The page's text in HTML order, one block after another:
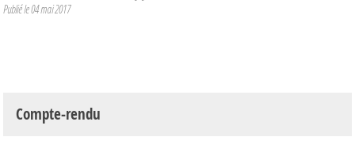
Publié le04 mai 2017
Compte-rendu